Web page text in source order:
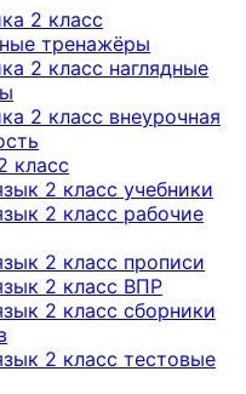
2 класс
тренажёры
2 класс наглядные
2 класс внеурочная
класс
2 класс учебники
2 класс рабочие
2 класс прописи
2 класс ВПР
2 класс сборники
2 класс тестовые